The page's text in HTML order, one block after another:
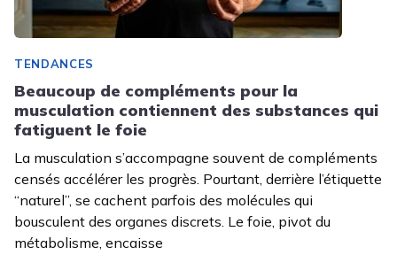
TENDANCES
Beaucoup de compléments pour la
musculation contiennent des substances qui
fatiguent le foie
La musculation s’accompagne souvent de compléments
censés accélérer les progrès. Pourtant, derrière l’étiquette
“naturel”, se cachent parfois des molécules qui
bousculent des organes discrets. Le foie, pivot du
métabolisme, encaisse